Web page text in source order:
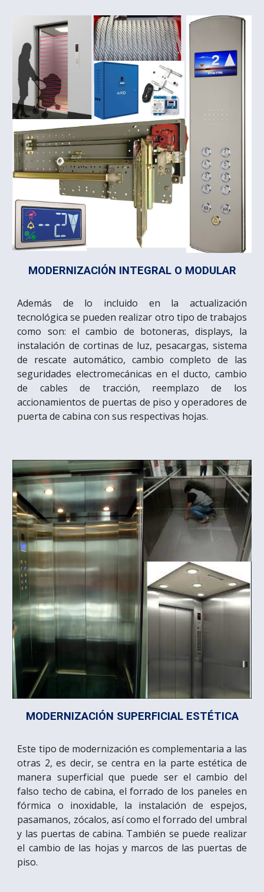
MODERNIZACIÓN INTEGRAL O MODULAR
Además de lo incluido en la actualización
tecnológica se pueden realizar otro tipo de trabajos
como son: el cambio de botoneras, displays, la
instalación de cortinas de luz, pesacargas, sistema
de rescate automático, cambio completo de las
seguridades electromecánicas en el ducto, cambio
de cables de tracción, reemplazo de los
accionamientos de puertas de piso y operadores de
puerta de cabina con sus respectivas hojas.
MODERNIZACIÓN SUPERFICIAL ESTÉTICA
Este tipo de modernización es complementaria a las
otras 2, es decir, se centra en la parte estética de
manera superficial que puede ser el cambio del
falso techo de cabina, el forrado de los paneles en
fórmica o inoxidable, la instalación de espejos,
pasamanos, zócalos, así como el forrado del umbral
y las puertas de cabina. También se puede realizar
el cambio de las hojas y marcos de las puertas de
piso.